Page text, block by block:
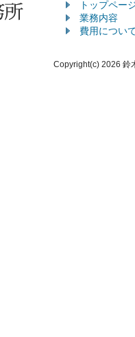
トップペー
業務内容
費用につい
Copyright(c) 2026 鈴